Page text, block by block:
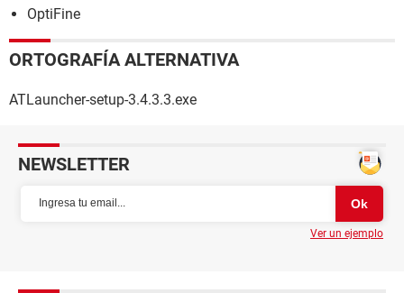
OptiFine
ORTOGRAFÍA ALTERNATIVA
ATLauncher-setup-3.4.3.3.exe
NEWSLETTER
Ver un ejemplo